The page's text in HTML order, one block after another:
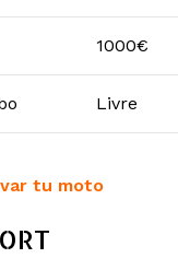
1000€
Livre
tu moto